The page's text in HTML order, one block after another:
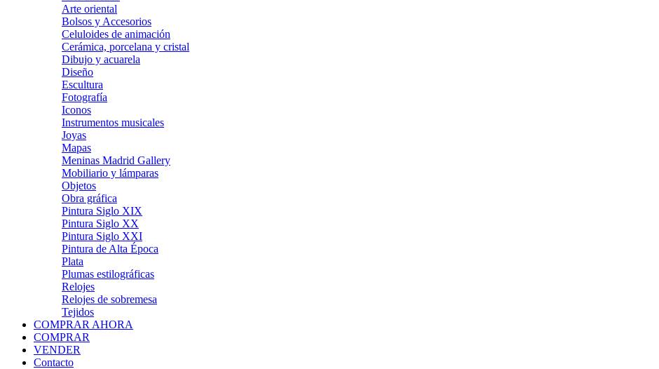
Arte oriental
Bolsos y Accesorios
Celuloides de animación
Cerámica, porcelana y cristal
Dibujo y acuarela
Diseño
Escultura
Fotografía
Iconos
Instrumentos musicales
Joyas
Mapas
Meninas Madrid Gallery
Mobiliario y lámparas
Objetos
Obra gráfica
Pintura Siglo XIX
Pintura Siglo XX
Pintura Siglo XXI
Pintura de Alta Época
Plata
Plumas estilográficas
Relojes
Relojes de sobremesa
Tejidos
COMPRAR AHORA
COMPRAR
VENDER
Contacto